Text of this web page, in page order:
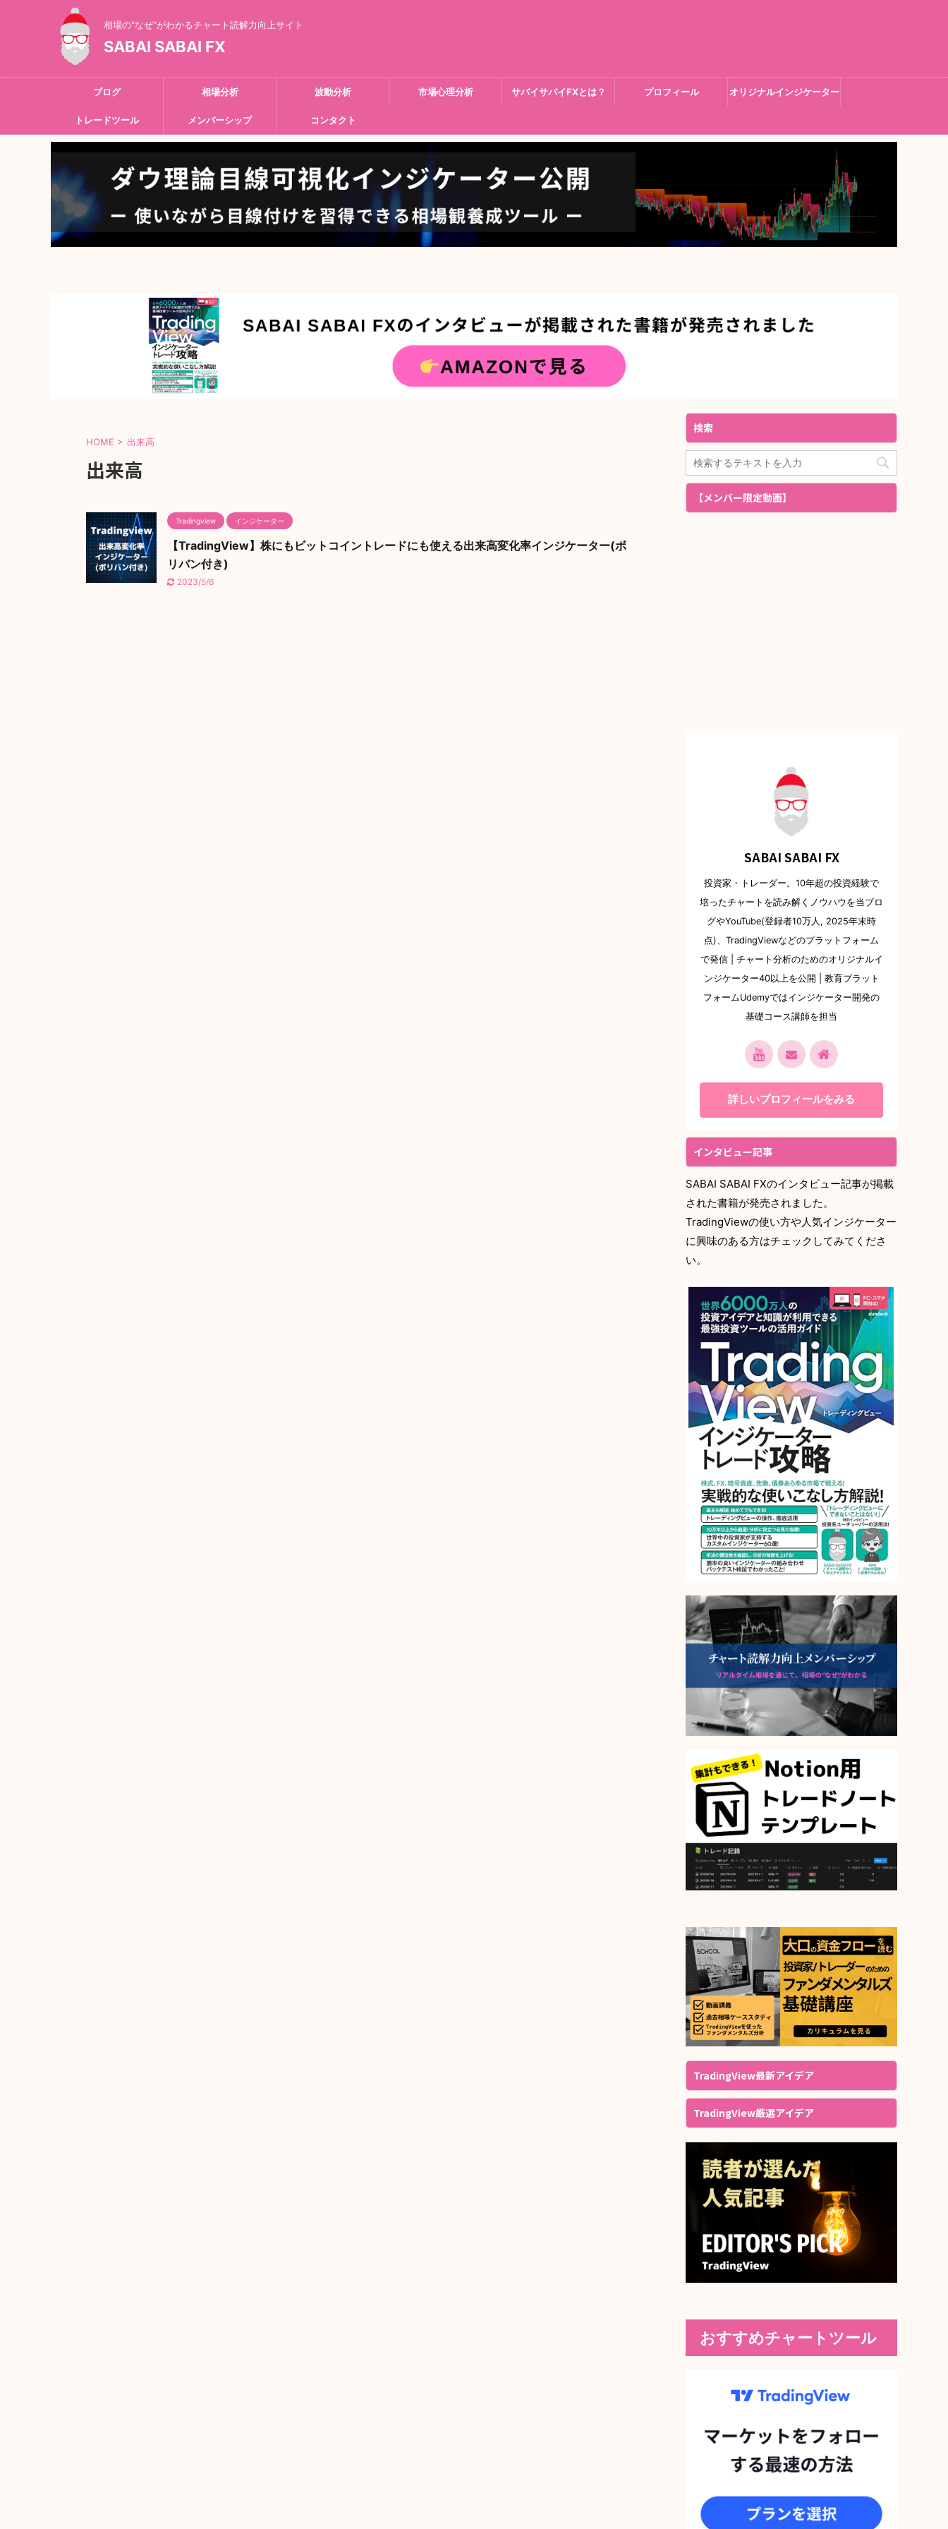
相場の"なぜ"がわかるチャート読解力向上サイト
SABAI SABAI FX
ブログ 相場分析 波動分析 市場心理分析 サバイサバイFXとは？ プロフィール オリジナルインジケーター
トレードツール メンバーシップ コンタクト
HOME > 出来高
出来高
Tradingview インジケーター
【TradingView】株にもビットコイントレードにも使える出来高変化率インジケーター(ボ
リバン付き)
2023/5/6
検索
【メンバー限定動画】
SABAI SABAI FX
投資家・トレーダー。10年超の投資経験で
培ったチャートを読み解くノウハウを当ブロ
グやYouTube(登録者10万人, 2025年末時
点)、TradingViewなどのプラットフォーム
で発信 | チャート分析のためのオリジナルイ
ンジケーター40以上を公開 | 教育プラット
フォームUdemyではインジケーター開発の
基礎コース講師を担当
詳しいプロフィールをみる
インタビュー記事
SABAI SABAI FXのインタビュー記事が掲載
された書籍が発売されました。
TradingViewの使い方や人気インジケーター
に興味のある方はチェックしてみてくださ
い。
TradingView最新アイデア
TradingView厳選アイデア
おすすめチャートツール